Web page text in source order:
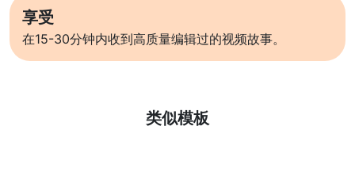
享受
在15-30分钟内收到高质量编辑过的视频故事。
类似模板
了解更多